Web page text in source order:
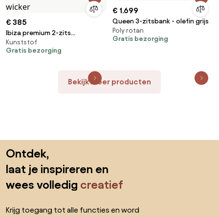
€ 385
Ibiza premium 2-zits
loungebank antraciet wicker
Kunststof
Gratis bezorging
€ 1.699
Queen 3-zitsbank - olefin grijs
Poly rotan
Gratis bezorging
Bekijk meer producten
Ontdek,
laat je inspireren en
wees volledig creatief
Krijg toegang tot alle functies en word